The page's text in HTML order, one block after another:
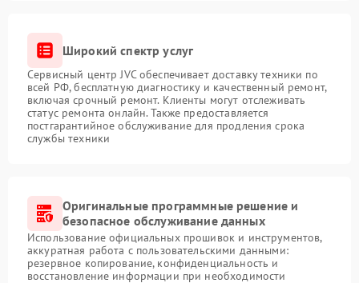
Широкий спектр услуг
Сервисный центр JVC обеспечивает доставку техники по
всей РФ, бесплатную диагностику и качественный ремонт,
включая срочный ремонт. Клиенты могут отслеживать
статус ремонта онлайн. Также предоставляется
постгарантийное обслуживание для продления срока
службы техники
Оригинальные программные решение и
безопасное обслуживание данных
Использование официальных прошивок и инструментов,
аккуратная работа с пользовательскими данными:
резервное копирование, конфиденциальность и
восстановление информации при необходимости